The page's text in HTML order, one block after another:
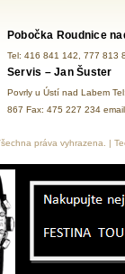
Pobočka Roudnice
Tel: 416 841 142, 777 813
Servis – Jan Šuster
Povrly u Ústí nad Labem
867 Fax: 475 227 234
práva vyhrazena. |